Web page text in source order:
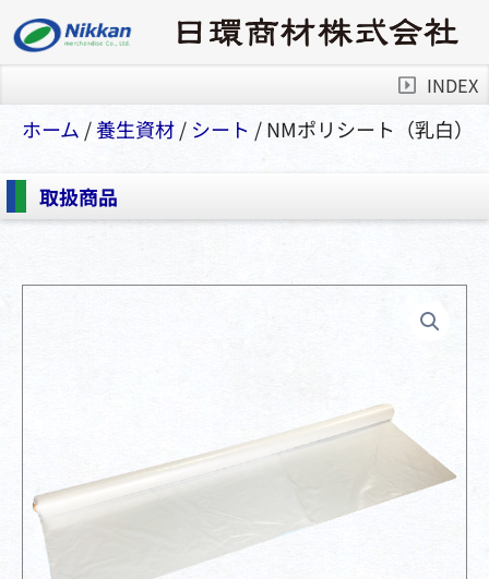
INDEX
ホーム /養生資材/ シート / NMポリシート（乳白）
取扱商品